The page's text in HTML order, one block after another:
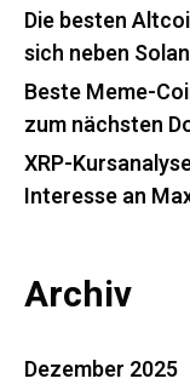
Die besten
sich neben
Beste Meme-
zum nächsten
XRP-
Interesse an
Archiv
Dezember 2025